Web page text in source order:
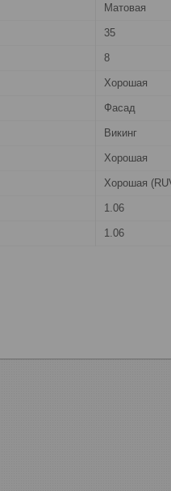
Матовая
35
8
Хорошая
Фасад
Викинг
Хорошая
Хорошая
1.06
1.06